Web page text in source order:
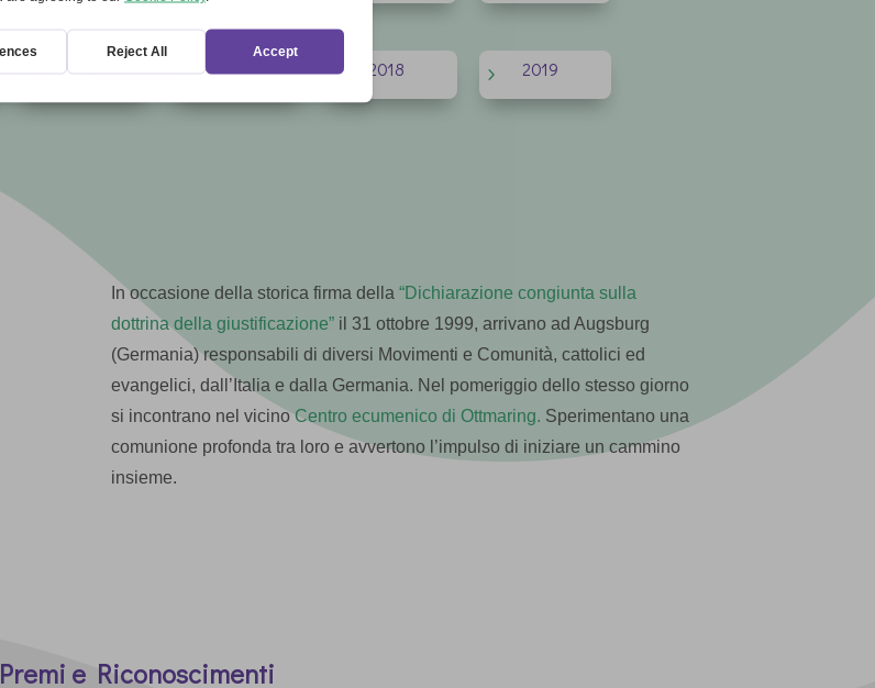
2016 2017 5 2018 5 2019
In occasione della storica firma della“Dichiarazione congiunta sulla
dottrina della giustificazione” il 31 ottobre 1999, arrivano ad Augsburg
(Germania) responsabili di diversi Movimenti e Comunità, cattolici ed
evangelici, dall’Italia e dalla Germania. Nel pomeriggio dello stesso giorno
si incontrano nel vicinoCentro ecumenico di Ottmaring. Sperimentano una
comunione profonda tra loro e avvertono l’impulso di iniziare un cammino
insieme.
Premi e Riconoscimenti